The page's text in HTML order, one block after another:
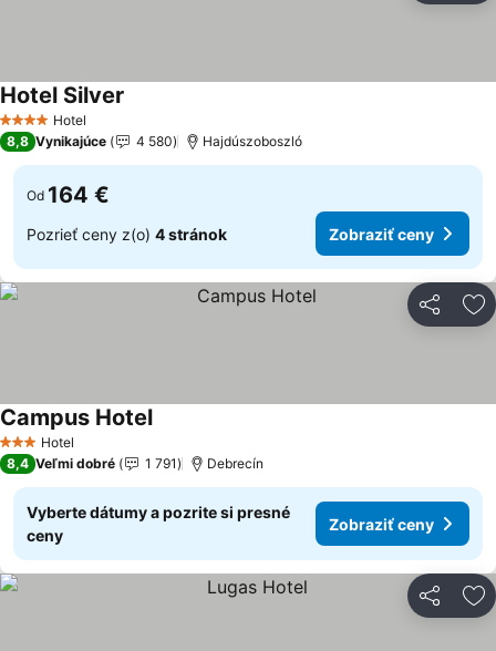
4 Počet hviezdičiek
Hotel
Hotel Silver
8,8 Vynikajúce 4 580 Hajdúszoboszló
Od 164 €
Pozrieť ceny z(o) 4 stránok Zobraziť ceny
Zdieľať
3 Počet hviezdičiek
Hotel
Campus Hotel
8,4 Veľmi dobré 1 791 Debrecín
Vyberte dátumy a pozrite si presné
ceny
Zobraziť ceny
Zdieľať